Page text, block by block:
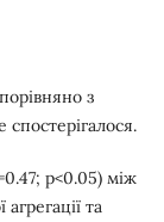
з
р<0.05) між
та